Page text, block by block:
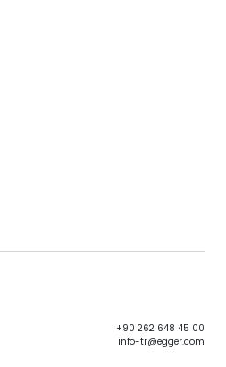
+90 262 648 45 00
info-tr@egger.com